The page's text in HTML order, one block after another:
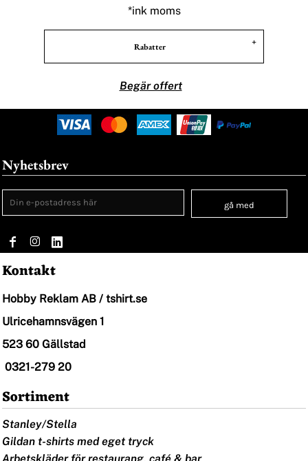
*ink moms
Rabatter
Begär offert
Nyhetsbrev
gå med
Kontakt
Hobby Reklam AB / tshirt.se
Ulricehamnsvägen 1
523 60 Gällstad
0321-279 20
Sortiment
Stanley/Stella
Gildan t-shirts med eget tryck